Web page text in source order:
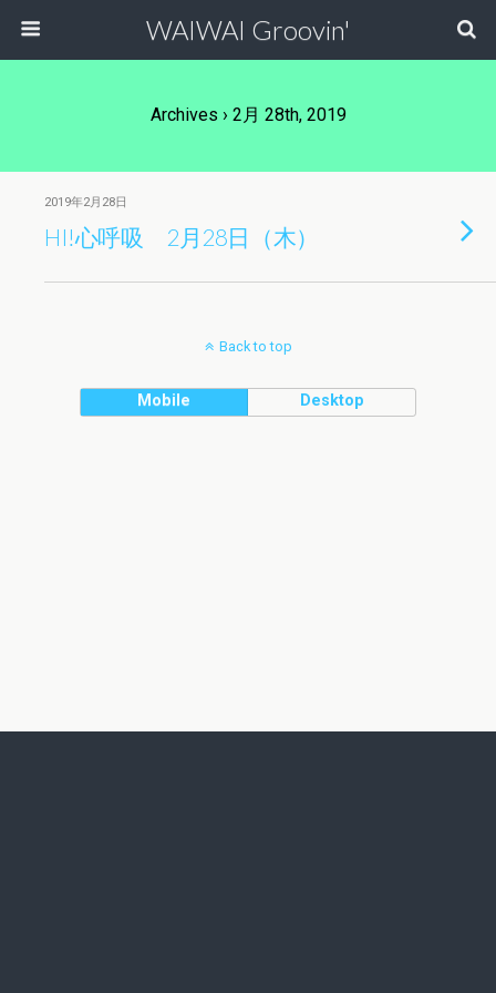
WAIWAI Groovin'
Archives › 2月 28th, 2019
2019年2月28日
HI!心呼吸 2月28日（木）
Back to top
Mobile Desktop